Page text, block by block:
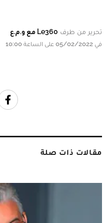
تحرير من طرف Le360 مع و.م.ع
في 05/02/2022 على الساعة 10:00
مقالات ذات صلة